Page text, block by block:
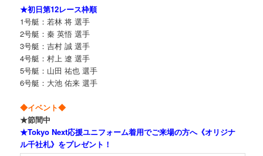
★初日第12レース枠順
1号艇：若林 将 選手
2号艇：秦 英悟 選手
3号艇：吉村 誠 選手
4号艇：村上 遼 選手
5号艇：山田 祐也 選手
6号艇：大池 佑来 選手
◆イベント◆
★節間中
★Tokyo Next応援ユニフォーム着用でご来場の方へ《オリジナ
ル千社札》をプレゼント！